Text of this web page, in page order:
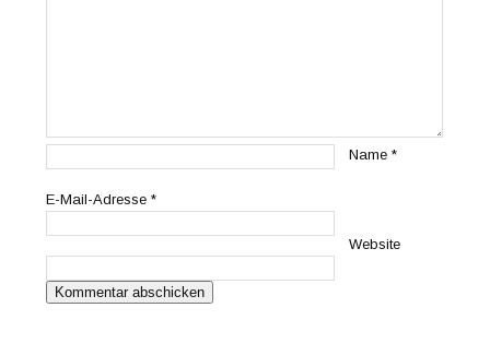
Name*
E-Mail-Adresse*
Website